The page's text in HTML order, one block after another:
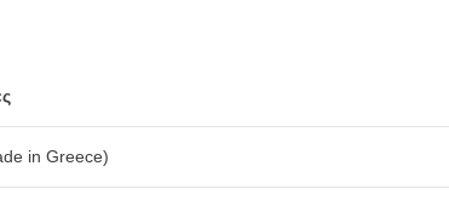
in Greece)